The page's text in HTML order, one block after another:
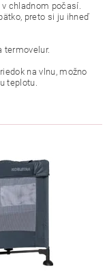
chladnom počasí.
, preto si ju ihneď
termovelur.
na vlnu, možno
teplotu.